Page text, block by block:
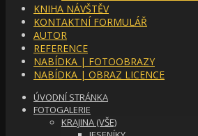
KNIHA NÁVŠTĚV
KONTAKTNÍ FORMULÁŘ
AUTOR
REFERENCE
NABÍDKA | FOTOOBRAZY
NABÍDKA | OBRAZ LICENCE
ÚVODNÍ STRÁNKA
FOTOGALERIE
KRAJINA (VŠE)